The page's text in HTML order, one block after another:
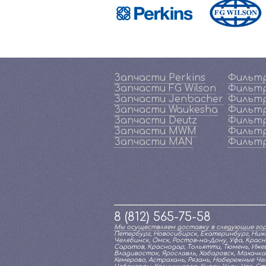
Запчасти Perkins
Запчасти FG Wilson
Запчасти Jenbacher
Запчасти Waukesha
Запчасти Deutz
Запчасти MWM
Запчасти MAN
8 (812) 565-75-58
Мы осуществляем доставку в следующие
Петербург, Новосибирск, Екатеринбург,
Челябинск, Омск, Ростов-на-Дону, Уфа,
Саратов, Краснодар, Тольятти, Тюмень,
Владивосток, Ярославль, Хабаровск,
Кемерово, Астрахань, Рязань, Набережные